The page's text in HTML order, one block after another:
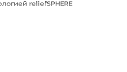
reliefSPHERE